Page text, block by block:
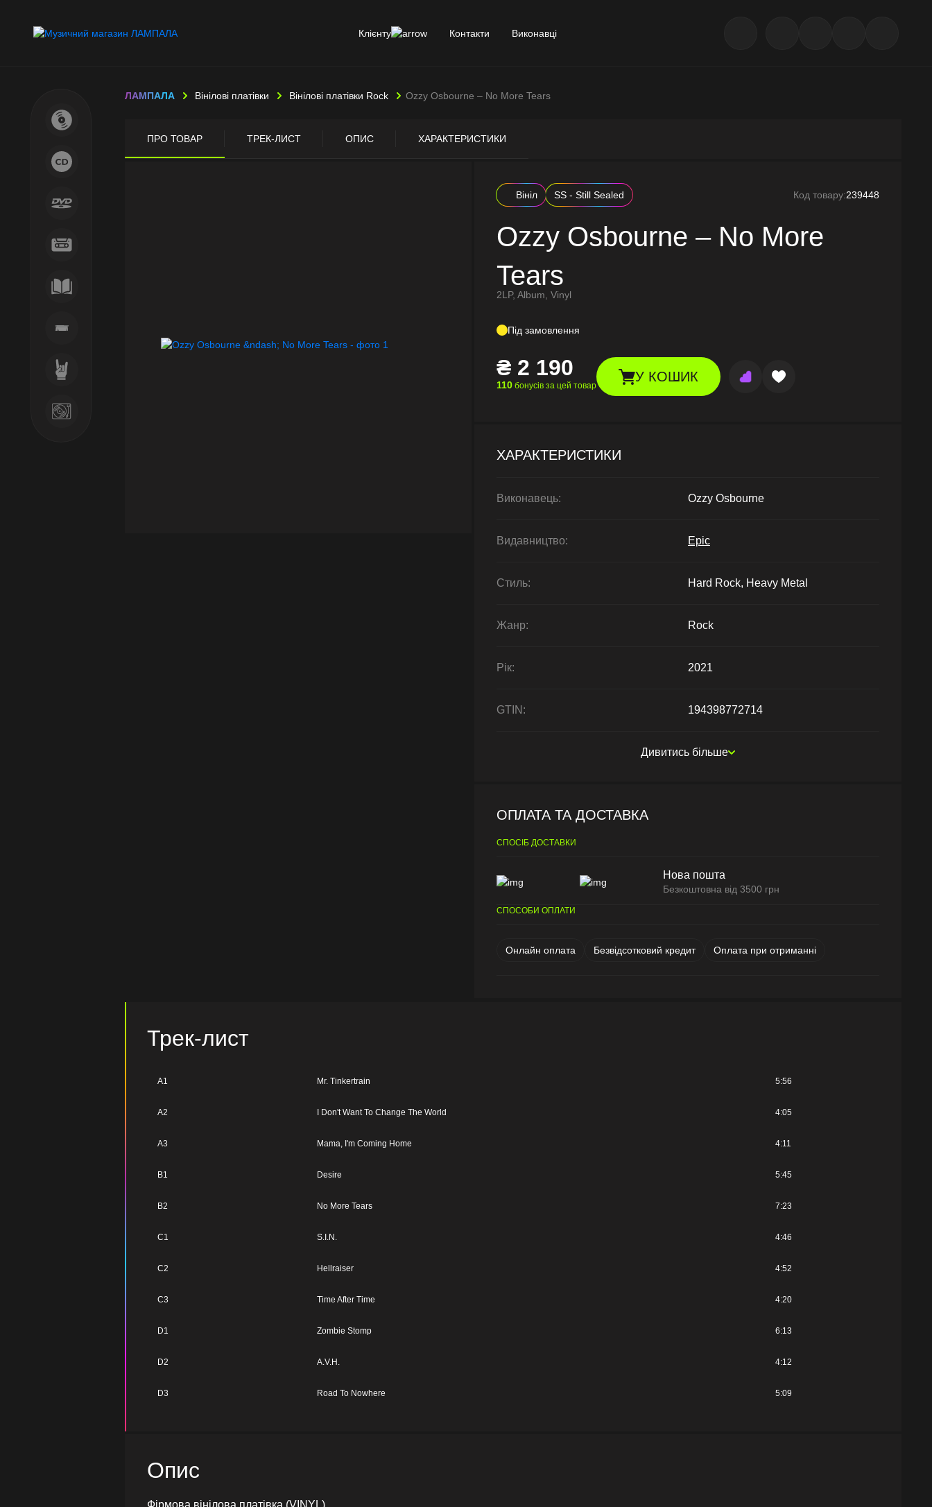
Клієнту Контакти Виконавці
ЛАМПАЛА Вінілові платівки Вінілові платівки Rock Ozzy Osbourne – No More Tears
ПРО ТОВАР ТРЕК-ЛИСТ ОПИС ХАРАКТЕРИСТИКИ
Вініл SS - Still Sealed Код товару:239448
Ozzy Osbourne – No More
Tears
2LP, Album, Vinyl
Під замовлення
₴ 2 190
110 бонусів за цей товар
У КОШИК
ХАРАКТЕРИСТИКИ
Виконавець: Ozzy Osbourne
Видавництво: Epic
Стиль: Hard Rock, Heavy Metal
Жанр: Rock
Рік: 2021
GTIN: 194398772714
Дивитись більше
ОПЛАТА ТА ДОСТАВКА
СПОСІБ ДОСТАВКИ
Нова пошта
Безкоштовна від 3500 грн
СПОСОБИ ОПЛАТИ
Онлайн оплата Безвідсотковий кредит Оплата при отриманні
Трек-лист
A1 Mr. Tinkertrain 5:56
A2 I Don't Want To Change The World 4:05
A3 Mama, I'm Coming Home 4:11
B1 Desire 5:45
B2 No More Tears 7:23
C1 S.I.N. 4:46
C2 Hellraiser 4:52
C3 Time After Time 4:20
D1 Zombie Stomp 6:13
D2 A.V.H. 4:12
D3 Road To Nowhere 5:09
Опис
Фірмова вінілова платівка (VINYL)